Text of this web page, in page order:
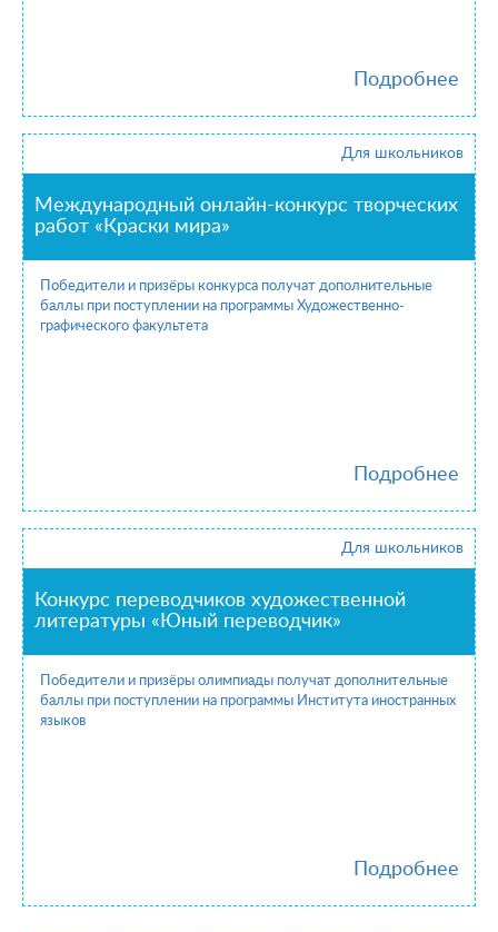
Подробнее
Для школьников
Международный онлайн-конкурс творческих
работ «Краски мира»
Победители и призёры конкурса получат дополнительные
баллы при поступлении на программы Художественно-
графического факультета
Подробнее
Для школьников
Конкурс переводчиков художественной
литературы «Юный переводчик»
Победители и призёры олимпиады получат дополнительные
баллы при поступлении на программы Института иностранных
языков
Подробнее